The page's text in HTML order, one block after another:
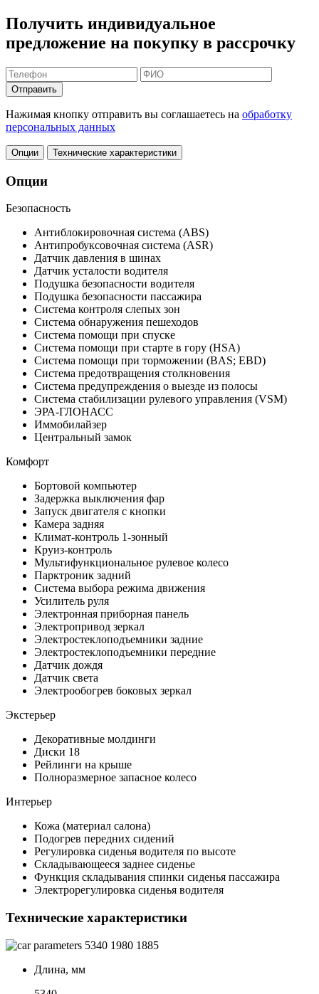
Получить индивидуальное
предложение на покупку в рассрочку
Отправить
Нажимая кнопку отправить вы соглашаетесь на обработку
персональных данных
Опции Технические характеристики
Опции
Безопасность
Антиблокировочная система (ABS)
Антипробуксовочная система (ASR)
Датчик давления в шинах
Датчик усталости водителя
Подушка безопасности водителя
Подушка безопасности пассажира
Система контроля слепых зон
Система обнаружения пешеходов
Система помощи при спуске
Система помощи при старте в гору (HSA)
Система помощи при торможении (BAS; EBD)
Система предотвращения столкновения
Система предупреждения о выезде из полосы
Система стабилизации рулевого управления (VSM)
ЭРА-ГЛОНАСС
Иммобилайзер
Центральный замок
Комфорт
Бортовой компьютер
Задержка выключения фар
Запуск двигателя с кнопки
Камера задняя
Климат-контроль 1-зонный
Круиз-контроль
Мультифункциональное рулевое колесо
Парктроник задний
Система выбора режима движения
Усилитель руля
Электронная приборная панель
Электропривод зеркал
Электростеклоподъемники задние
Электростеклоподъемники передние
Датчик дождя
Датчик света
Электрообогрев боковых зеркал
Экстерьер
Декоративные молдинги
Диски 18
Рейлинги на крыше
Полноразмерное запасное колесо
Интерьер
Кожа (материал салона)
Подогрев передних сидений
Регулировка сиденья водителя по высоте
Складывающееся заднее сиденье
Функция складывания спинки сиденья пассажира
Электрорегулировка сиденья водителя
Технические характеристики
5340 1980 1885
Длина, мм